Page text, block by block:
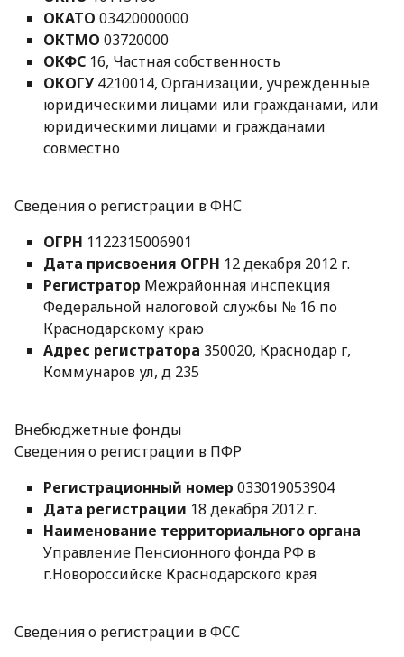
ОКАТО 03420000000
ОКТМО 03720000
ОКФС 16, Частная собственность
ОКОГУ 4210014, Организации, учрежденные
юридическими лицами или гражданами, или
юридическими лицами и гражданами
совместно
Сведения о регистрации в ФНС
ОГРН 1122315006901
Дата присвоения ОГРН 12 декабря 2012 г.
Регистратор Межрайонная инспекция
Федеральной налоговой службы № 16 по
Краснодарскому краю
Адрес регистратора 350020, Краснодар г,
Коммунаров ул, д 235
Внебюджетные фонды
Сведения о регистрации в ПФР
Регистрационный номер 033019053904
Дата регистрации 18 декабря 2012 г.
Наименование территориального органа
Управление Пенсионного фонда РФ в
г.Новороссийске Краснодарского края
Сведения о регистрации в ФСС